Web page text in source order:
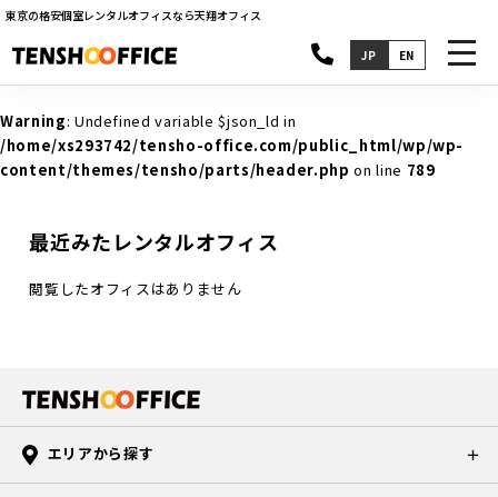
Warning: Undefined variable $json_ld in
/home/xs293742/tensho-office.com/public_html/wp/wp-
content/themes/tensho/parts/header.php on line 789
東京の格安個室レンタルオフィスなら天翔オフィス
JP EN
最近みたレンタルオフィス
閲覧したオフィスはありません
エリアから探す